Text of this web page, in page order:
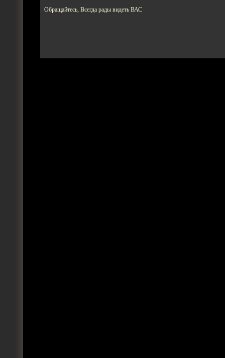
Обращайтесь, Всегда рады видеть ВАС